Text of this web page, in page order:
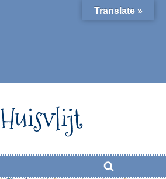
Huisvlijt
Translate »